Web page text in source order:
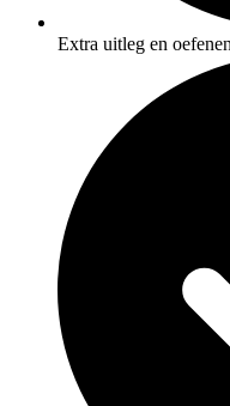
Extra uitleg en